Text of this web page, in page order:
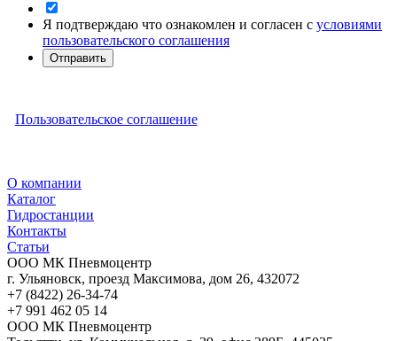
Я подтверждаю что ознакомлен и согласен с условиями
пользовательского соглашения
Отправить
Пользовательское соглашение
О компании
Каталог
Гидростанции
Контакты
Статьи
ООО МК Пневмоцентр
г. Ульяновск, проезд Максимова, дом 26, 432072
+7 (8422) 26-34-74
+7 991 462 05 14
ООО МК Пневмоцентр